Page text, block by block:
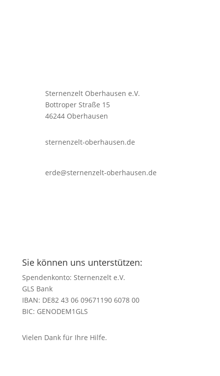
Sternenzelt Oberhausen e.V.
Bottroper Straße 15
46244 Oberhausen
sternenzelt-oberhausen.de
erde@sternenzelt-oberhausen.de
Sie können uns unterstützen:
Spendenkonto: Sternenzelt e.V.
GLS Bank
IBAN: DE82 43 06 09671190 6078 00
BIC: GENODEM1GLS
Vielen Dank für Ihre Hilfe.